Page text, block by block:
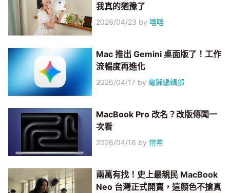
我真的猶豫了
2026/04/23 by 嘻嘻
Mac 推出 Gemini 桌面版了！工作
流暢度再進化
2026/04/17 by 電獺編輯部
MacBook Pro 改名？改版傳聞一
次看
2026/04/16 by愷希
兩萬有找！史上最親民 MacBook
Neo 台灣正式開賣，這顏色不搶真